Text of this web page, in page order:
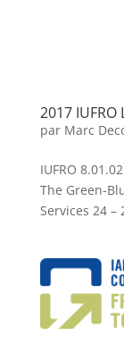
2017
par Marc
IUFRO
The Green-
Services 24